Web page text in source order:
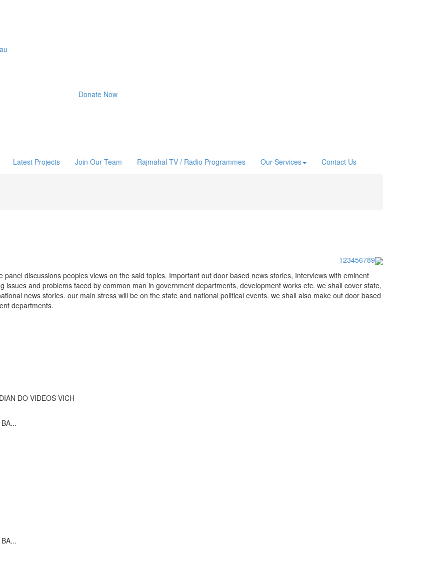
Donate Now
Latest Projects Join Our Team Rajmahal TV / Radio Programmes Our Services Contact Us
123456789
discussions peoples views on the said topics. Important out door based news stories, Interviews with eminent
issues and problems faced by common man in government departments, development works etc. we shall cover state,
news stories. our main stress will be on the state and national political events. we shall also make out door based
departments.
DO VIDEOS VICH